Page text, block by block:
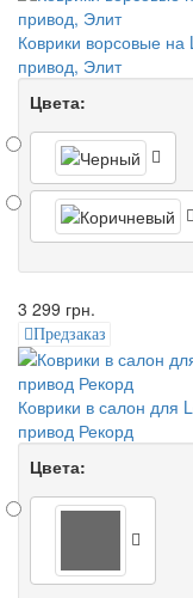
Коврики ворсовые
привод, Элит
Цвета:
3 299 грн.
Предзаказ
Коврики в салон для
привод Рекорд
Цвета: